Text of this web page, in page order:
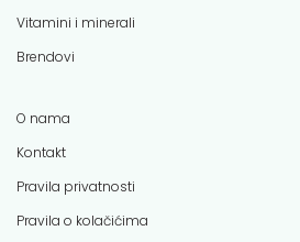
Vitamini i minerali
Brendovi
O nama
Kontakt
Pravila privatnosti
Pravila o kolačićima